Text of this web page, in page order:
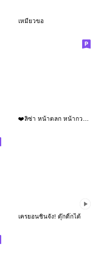
เหมียวขอ
เครยอนชินจัง! ดุ๊กดิ๊กได้